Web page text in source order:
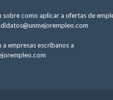
sobre como aplicar a ofertas de
empresas escríbanos a